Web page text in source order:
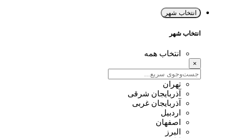
انتخاب شهر
انتخاب شهر
انتخاب همه
تهران
آذربایجان شرقی
آذربایجان غربی
اردبیل
اصفهان
البرز